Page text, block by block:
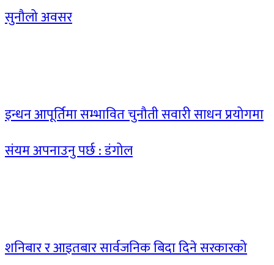
सुनौलो अवसर
इन्धन आपूर्तिमा सम्भावित चुनौती सवारी साधन प्रयोगमा
संयम अपनाउनु पर्छ : डंगोल
शनिबार र आइतबार सार्वजनिक बिदा दिने सरकारको